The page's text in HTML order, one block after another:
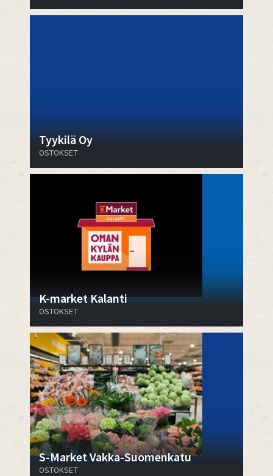
Tyykilä Oy
OSTOKSET
K-market Kalanti
OSTOKSET
S-Market Vakka-Suomenkatu
OSTOKSET